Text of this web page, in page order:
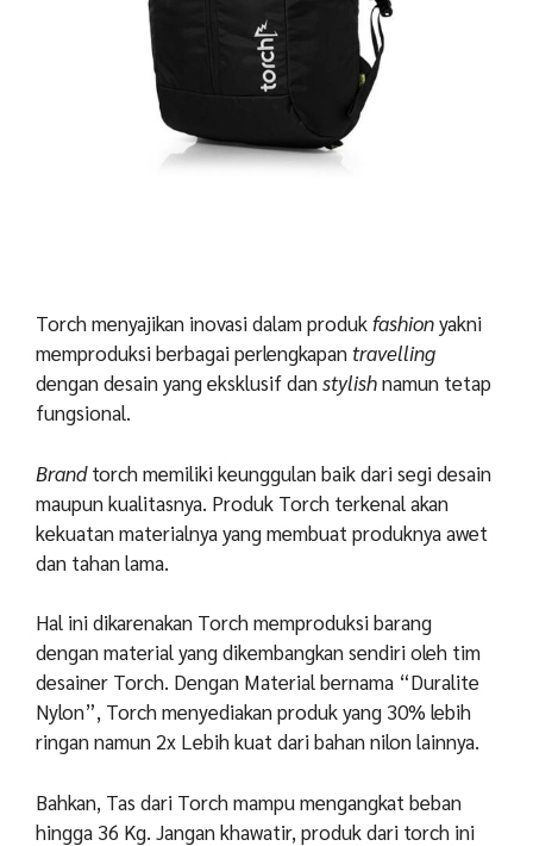
Torch menyajikan inovasi dalam produkfashionyakni
memproduksi berbagai perlengkapantravelling
dengan desain yang eksklusif danstylishnamun tetap
fungsional.
Brandtorch memiliki keunggulan baik dari segi desain
maupun kualitasnya. Produk Torch terkenal akan
kekuatan materialnya yang membuat produknya awet
dan tahan lama.
Hal ini dikarenakan Torch memproduksi barang
dengan material yang dikembangkan sendiri oleh tim
desainer Torch. Dengan Material bernama “Duralite
Nylon”, Torch menyediakan produk yang 30% lebih
ringan namun 2x Lebih kuat dari bahan nilon lainnya.
Bahkan, Tas dari Torch mampu mengangkat beban
hingga 36 Kg. Jangan khawatir, produk dari torch ini